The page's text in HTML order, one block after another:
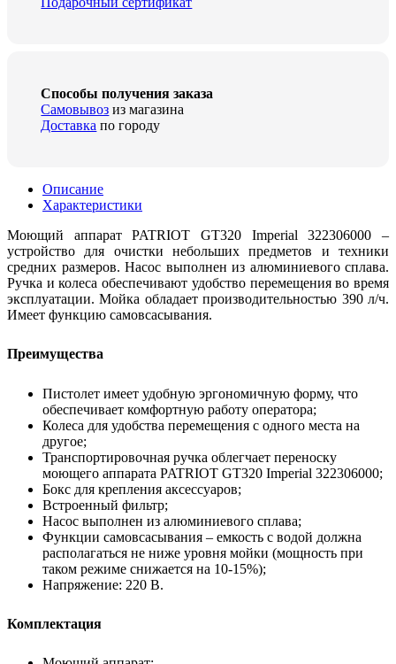
Способы получения заказа
Самовывоз из магазина
Доставка по городу
Описание
Характеристики
Моющий аппарат PATRIOT GT320 Imperial 322306000 –
устройство для очистки небольших предметов и техники
средних размеров. Насос выполнен из алюминиевого сплава.
Ручка и колеса обеспечивают удобство перемещения во время
эксплуатации. Мойка обладает производительностью 390 л/ч.
Имеет функцию самовсасывания.
Преимущества
Пистолет имеет удобную эргономичную форму, что
обеспечивает комфортную работу оператора;
Колеса для удобства перемещения с одного места на
другое;
Транспортировочная ручка облегчает переноску
моющего аппарата PATRIOT GT320 Imperial 322306000;
Бокс для крепления аксессуаров;
Встроенный фильтр;
Насос выполнен из алюминиевого сплава;
Функции самовсасывания – емкость с водой должна
располагаться не ниже уровня мойки (мощность при
таком режиме снижается на 10-15%);
Напряжение: 220 В.
Комплектация